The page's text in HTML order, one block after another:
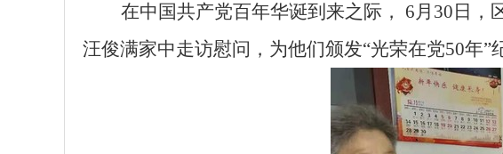
在中国共产党百年华诞到来之际， 6月30日，
汪俊满家中走访慰问，为他们颁发“光荣在党50年